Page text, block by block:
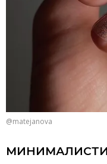
@matejanova